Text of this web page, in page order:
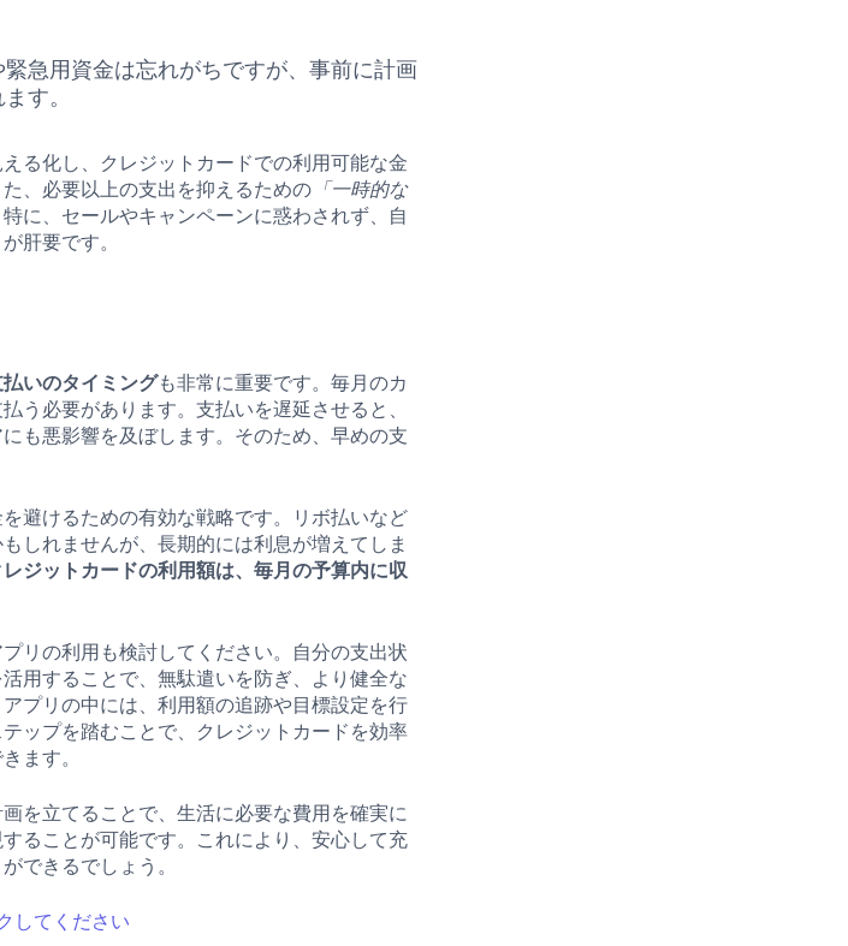
緊急用資金は忘れがちですが、事前に計画
す。
る化し、クレジットカードでの利用可能な金
、必要以上の支出を抑えるための 「一時的な
に、セールやキャンペーンに惑わされず、自
肝要です。
払いのタイミングも非常に重要です。毎月のカ
う必要があります。支払いを遅延させると、
も悪影響を及ぼします。そのため、早めの支
避けるための有効な戦略です。リボ払いなど
しれませんが、長期的には利息が増えてしま
レジットカードの利用額は、毎月の予算内に収
リの利用も検討してください。自分の支出状
用することで、無駄遣いを防ぎ、より健全な
プリの中には、利用額の追跡や目標設定を行
ップを踏むことで、クレジットカードを効率
ます。
を立てることで、生活に必要な費用を確実に
ることが可能です。これにより、安心して充
できるでしょう。
してください